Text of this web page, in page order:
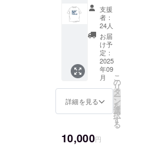
考欄に
エンド
ロール
に掲載
を希望
される
お名前
をご記
入くだ
さい
Music
Film
Festival
2025を
デザイ
ンしたT
シャツ
を提供
しま
す。 ・
サイズ
展開：
記Tシャ
支援
者：
24人
お届
け予
定：
2025
年09
月
詳細を見る
こ
の
リ
タ
ー
ン
を
選
択
す
る
10,000円